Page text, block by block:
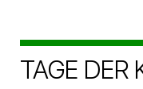
TAGE DER